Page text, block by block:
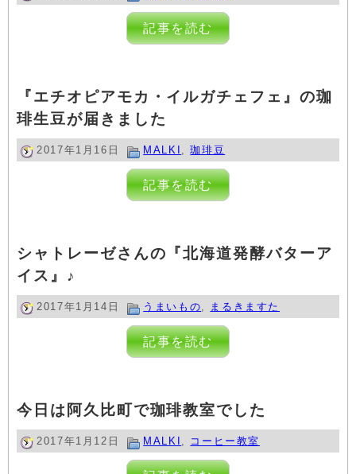
記事を読む
『エチオピアモカ・イルガチェフェ』の珈
琲生豆が届きました
2017年1月16日 MALKI ,珈琲豆
記事を読む
シャトレーゼさんの『北海道発酵バターア
イス』♪
2017年1月14日 うまいもの, まるきますた
記事を読む
今日は阿久比町で珈琲教室でした
2017年1月12日 MALKI , コーヒー教室